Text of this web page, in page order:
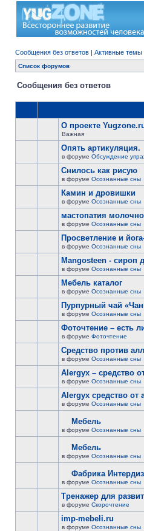
Сообщения без ответов | Активные темы
Список форумов
Сообщения без ответов
О проекте
Важная
Опять артикуляция.
в форуме Обсуждение
Снилось как рисую
в форуме Осознанные сны
Камин и дровишки
в форуме Осознанные сны
мастопатия
в форуме Осознанные сны
Просветление и
в форуме Осознанные сны
Mangosteen - сироп
в форуме Осознанные сны
Мебель каталог
в форуме Осознанные сны
Пурпурный чай
в форуме Осознанные сны
Фоточтение – есть
в форуме Фоточтение
Cредство против
в форуме Осознанные сны
Alergyx – средство
в форуме Осознанные сны
Alergyx средство от
в форуме Осознанные сны
Мебель
в форуме Осознанные сны
Мебель
в форуме Осознанные сны
Фабрика
в форуме Осознанные сны
Тренажер для
в форуме Скорочтение
imp-mebeli.ru
в форуме Осознанные сны